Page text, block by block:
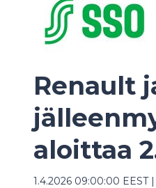
Renault
aloittaa
1.4.2026 09:00:00 EEST|